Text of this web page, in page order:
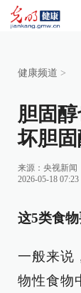
健康频道 >
胆固
坏胆
来源： 央视新闻
2026-05-18 07:23
这5类食
一般来说
物性食物